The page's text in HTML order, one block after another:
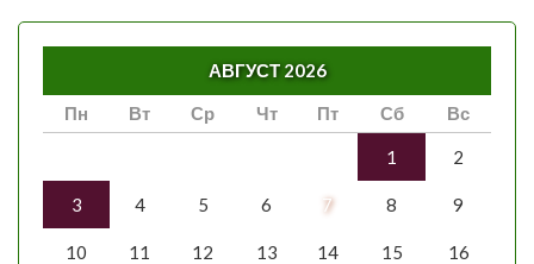
АВГУСТ 2026
Пн
Вт Ср Чт Пт Сб Вс
1 2
3 4 5 6 7 8 9
10 11 12 13 14 15 16